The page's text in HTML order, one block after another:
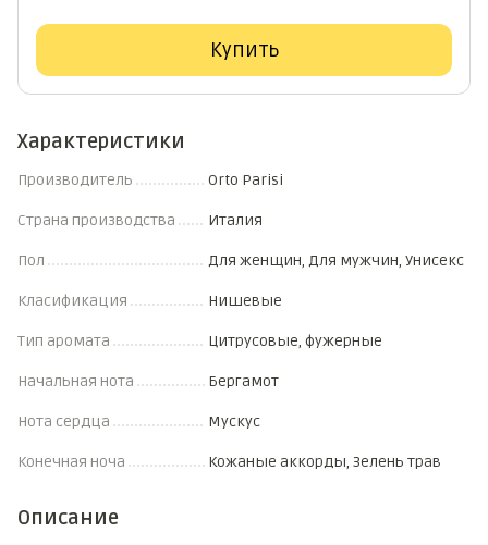
Купить
Характеристики
Производитель Orto Parisi
Страна производства Италия
Пол Для женщин, Для мужчин, Унисекс
Класификация Нишевые
Тип аромата Цитрусовые, фужерные
Начальная нота Бергамот
Нота сердца Мускус
Конечная ноча Кожаные аккорды, Зелень трав
Описание